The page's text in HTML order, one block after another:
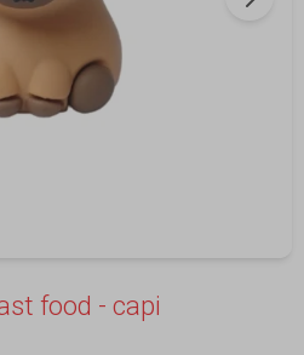
food - capi